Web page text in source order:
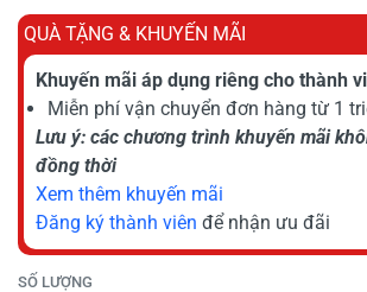
QUÀ TẶNG & KHUYẾN MÃI
Khuyến mãi áp dụng riêng cho thành
Miễn phí vận chuyển đơn hàng từ 1
Lưu ý: các chương trình khuyến mãi
đồng thời
Xem thêm khuyến mãi
Đăng ký thành viên để nhận ưu đãi
SỐ LƯỢNG